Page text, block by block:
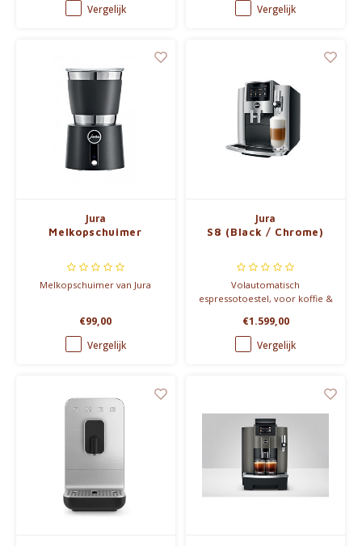
espresso. Compact en
ruimtebesparend, met een
nauwkeurige
temperatuurregeling.
Vergelijk
koffiebar. Voorzien van een
dubbele thermoblock voor
Vergelijk
Jura
Melkopschuimer
Melkopschuimer van Jura
€99,00
Vergelijk
Jura
S8 (Black / Chrome)
Volautomatisch
espressotoestel, voor koffie &
> Red Dot Design Award 2018
€1.599,00
Vergelijk